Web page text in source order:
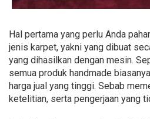
Hal pertama yang perlu Anda
jenis karpet, yakni yang dibuat
yang dihasilkan dengan mesin.
semua produk handmade
harga jual yang tinggi. Sebab
ketelitian, serta pengerjaan yang